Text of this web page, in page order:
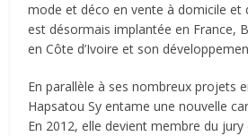
mode et déco en vente à domicile et
est désormais implantée en France,
en Côte d’Ivoire et son
En parallèle à ses nombreux projets
Hapsatou Sy entame une nouvelle
En 2012, elle devient membre du jury